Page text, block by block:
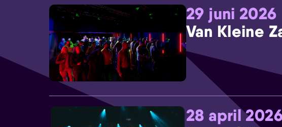
29 juni 2026
Van Kleine
28 april